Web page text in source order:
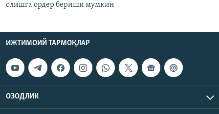
олишга ордер бериши мумкин
ИЖТИМОИЙ ТАРМОҚЛАР
ОЗОДЛИК